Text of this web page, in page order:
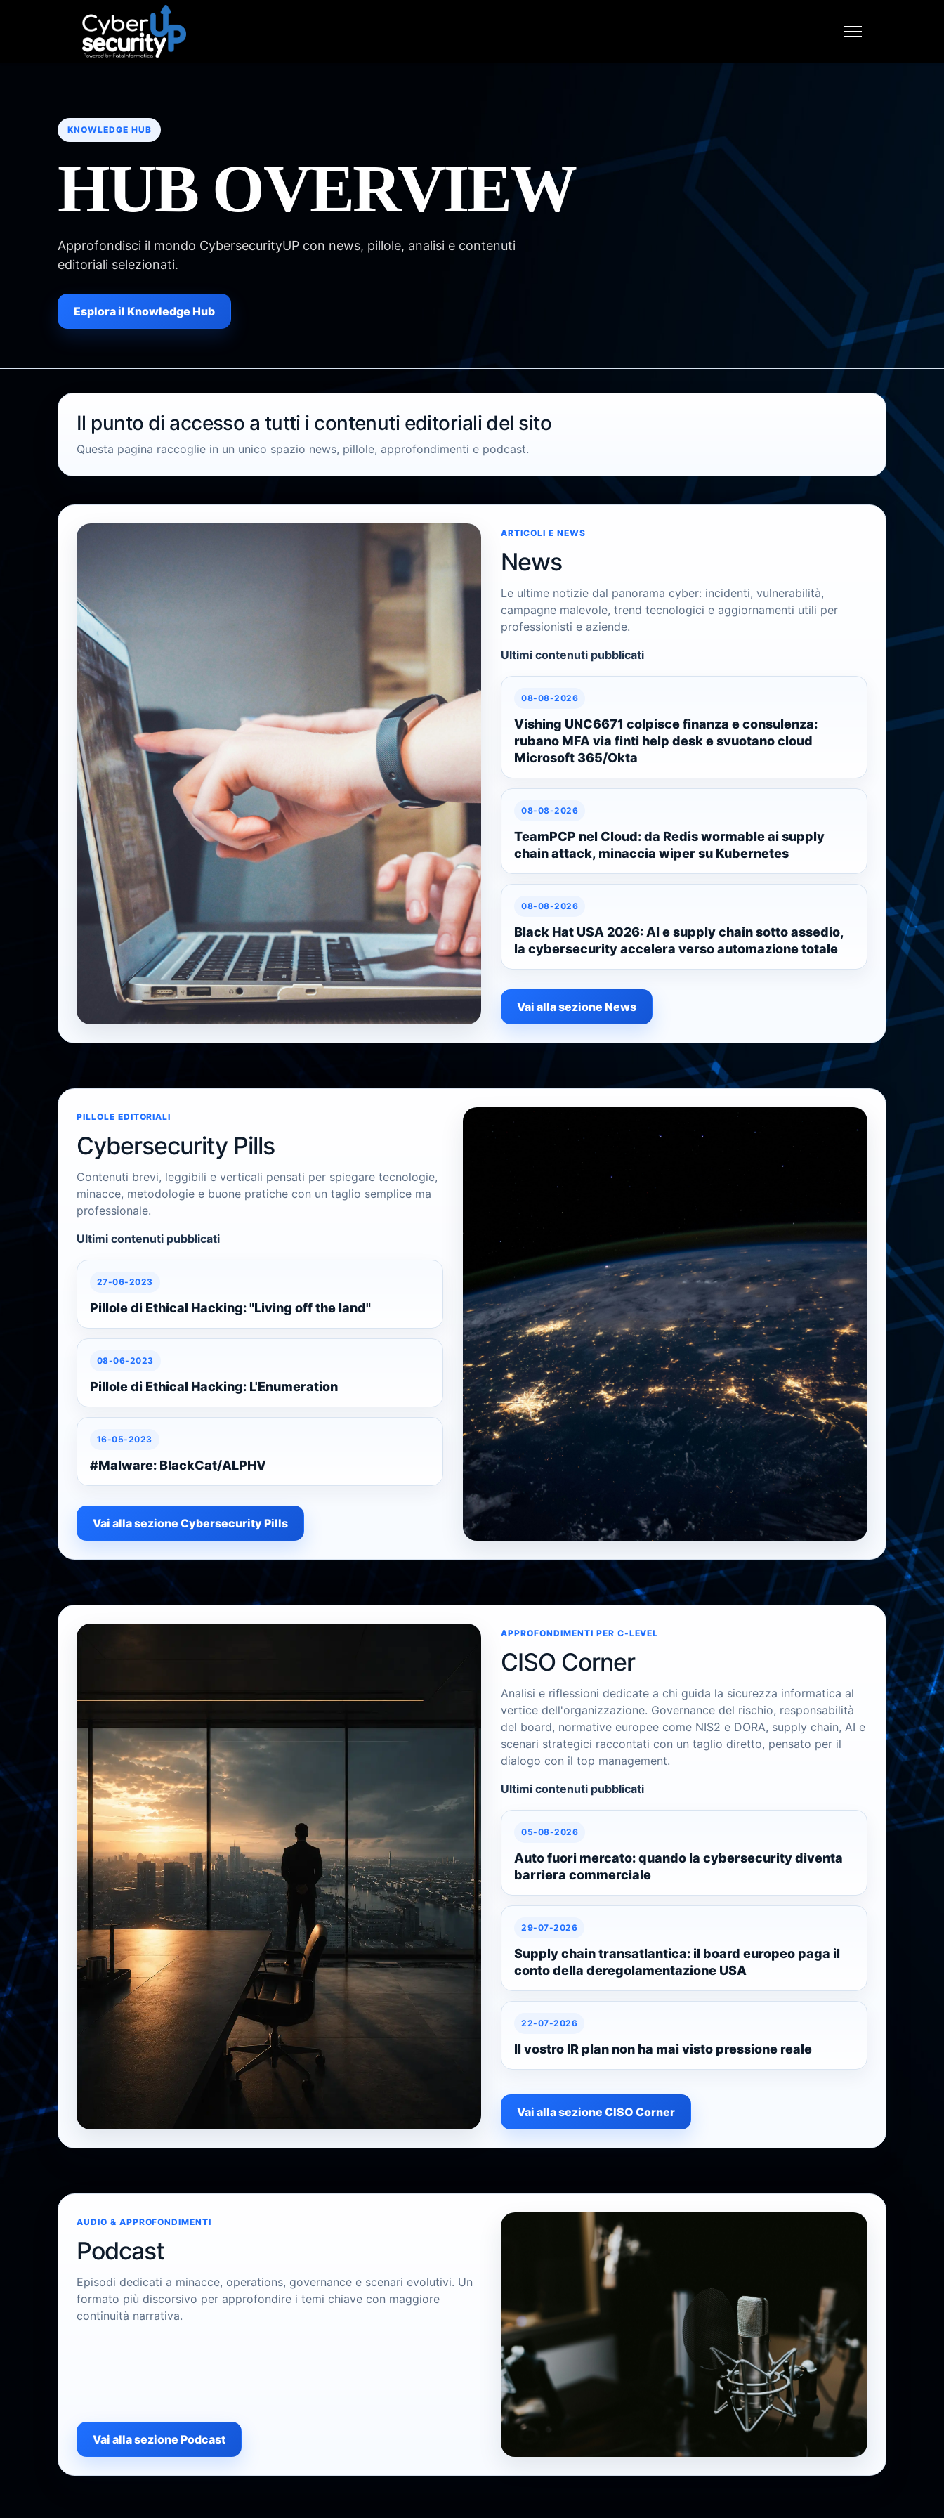
KNOWLEDGE HUB
HUB OVERVIEW
Approfondisci il mondo CybersecurityUP con news, pillole, analisi e contenuti
editoriali selezionati.
Esplora il Knowledge Hub
Il punto di accesso a tutti i contenuti editoriali del sito
Questa pagina raccoglie in un unico spazio news, pillole, approfondimenti e podcast.
News
ARTICOLI E NEWS
News
Le ultime notizie dal panorama cyber: incidenti, vulnerabilità,
campagne malevole, trend tecnologici e aggiornamenti utili per
professionisti e aziende.
Ultimi contenuti pubblicati
Vishing UNC6671 colpisce finanza e consulenza:
rubano MFA via finti help desk e svuotano cloud
Microsoft 365/Okta
08-08-2026
TeamPCP nel Cloud: da Redis wormable ai supply
chain attack, minaccia wiper su Kubernetes
08-08-2026
Black Hat USA 2026: AI e supply chain sotto assedio,
la cybersecurity accelera verso automazione totale
08-08-2026
Vai alla sezione News
Cybersecurity Pills
Concetti chiari, rapidi e utili
PILLOLE EDITORIALI
Cybersecurity Pills
Contenuti brevi, leggibili e verticali pensati per spiegare tecnologie,
minacce, metodologie e buone pratiche con un taglio semplice ma
professionale.
Ultimi contenuti pubblicati
Pillole di Ethical Hacking: "Living off the land"
27-06-2023
Pillole di Ethical Hacking: L'Enumeration
08-06-2023
#Malware: BlackCat/ALPHV
16-05-2023
Vai alla sezione Cybersecurity Pills
CISO Corner
APPROFONDIMENTI PER C-LEVEL
CISO Corner
Analisi e riflessioni dedicate a chi guida la sicurezza informatica al
vertice dell'organizzazione. Governance del rischio, responsabilità
del board, normative europee come NIS2 e DORA, supply chain, AI e
scenari strategici raccontati con un taglio diretto, pensato per il
dialogo con il top management.
Ultimi contenuti pubblicati
Auto fuori mercato: quando la cybersecurity diventa
barriera commerciale
05-08-2026
Supply chain transatlantica: il board europeo paga il
conto della deregolamentazione USA
29-07-2026
Il vostro IR plan non ha mai visto pressione reale
22-07-2026
Vai alla sezione CISO Corner
AUDIO & APPROFONDIMENTI
Podcast
Episodi dedicati a minacce, operations, governance e scenari evolutivi. Un
formato più discorsivo per approfondire i temi chiave con maggiore
continuità narrativa.
Vai alla sezione Podcast
Podcast